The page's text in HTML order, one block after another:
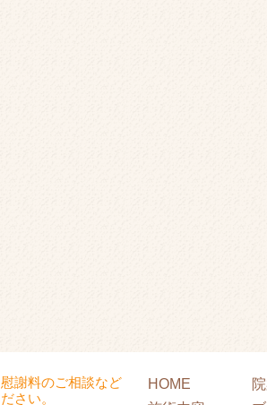
謝料のご相談など
さい。
HOME